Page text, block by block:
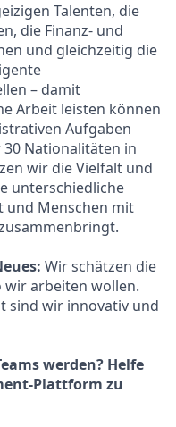
Talenten, die
die Finanz- und
und gleichzeitig die
– damit
Arbeit leisten können
Aufgaben
Nationalitäten in
wir die Vielfalt und
unterschiedliche
und Menschen mit
Wir schätzen die
wir arbeiten wollen.
sind wir innovativ und
werden? Helfe
Plattform zu